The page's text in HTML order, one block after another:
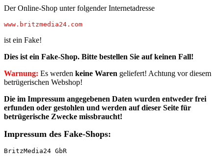
Der Online-Shop unter folgender Internetadresse
www.britzmedia24.com
ist ein Fake!
Dies ist ein Fake-Shop. Bitte bestellen Sie auf keinen Fall!
Warnung: Es werden keine Waren geliefert! Achtung vor diesem
betrügerischen Webshop!
Die im Impressum angegebenen Daten wurden entweder frei
erfunden oder gestohlen und werden auf dieser Seite für
betrügerische Zwecke missbraucht!
Impressum des Fake-Shops:
BritzMedia24 GbR